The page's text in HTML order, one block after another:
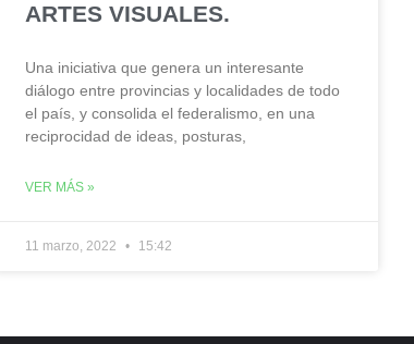
ARTES VISUALES.
Una iniciativa que genera un interesante
diálogo entre provincias y localidades de todo
el país, y consolida el federalismo, en una
reciprocidad de ideas, posturas,
VER MÁS »
11 marzo, 2022 15:42